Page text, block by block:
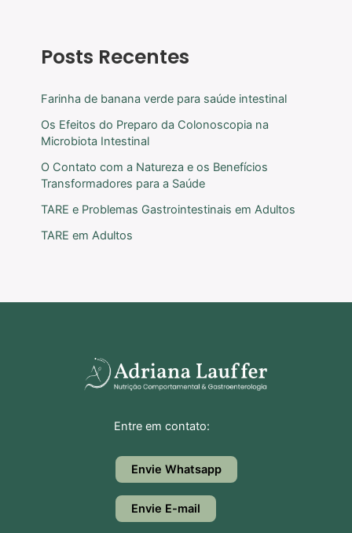
Posts Recentes
Farinha de banana verde para saúde intestinal
Os Efeitos do Preparo da Colonoscopia na
Microbiota Intestinal
O Contato com a Natureza e os Benefícios
Transformadores para a Saúde
TARE e Problemas Gastrointestinais em Adultos
TARE em Adultos
Entre em contato:
Envie Whatsapp
Envie E-mail